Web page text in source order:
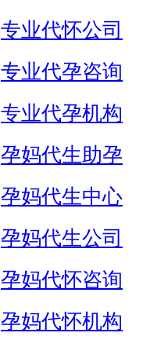
专业代怀公司
专业代孕咨询
专业代孕机构
孕妈代生助孕
孕妈代生中心
孕妈代生公司
孕妈代怀咨询
孕妈代怀机构